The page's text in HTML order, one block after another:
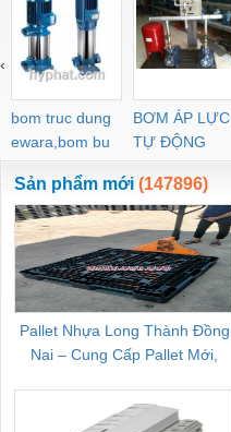
bom truc dung
ewara,bom bu
ewara
BƠM ÁP LỰC
TỰ ĐỘNG
‹
Sản phẩm mới (147896)
Pallet Nhựa Long Thành Đồng
Nai – Cung Cấp Pallet Mới,